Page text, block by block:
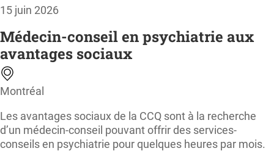
15 juin 2026
Médecin-conseil en psychiatrie aux
avantages sociaux
Montréal
Les avantages sociaux de la CCQ sont à la recherche
d’un médecin-conseil pouvant offrir des services-
conseils en psychiatrie pour quelques heures par mois.